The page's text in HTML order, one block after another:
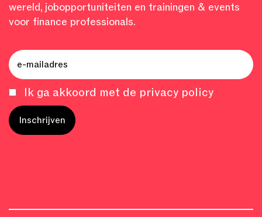
wereld, jobopportuniteiten en trainingen & events
voor finance professionals.
Ik ga akkoord met de privacy policy